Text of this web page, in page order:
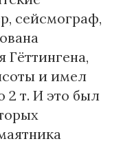
сейсмограф,
Гёттингена,
и имел
2 т. И это был